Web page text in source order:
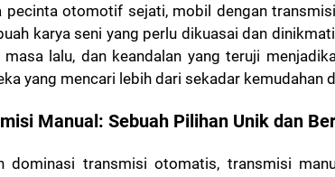
pecinta otomotif sejati, mobil dengan
karya seni yang perlu dikuasai dan
lalu, dan keandalan yang teruji
yang mencari lebih dari sekadar kemudahan
Manual: Sebuah Pilihan Unik dan
dominasi transmisi otomatis, transmisi